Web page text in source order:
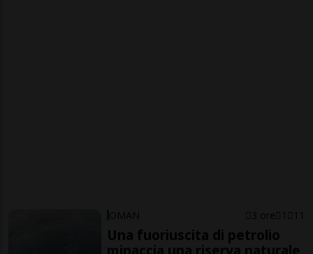
OMAN 3 ore 1 11
Una fuoriuscita di petrolio
minaccia una riserva naturale